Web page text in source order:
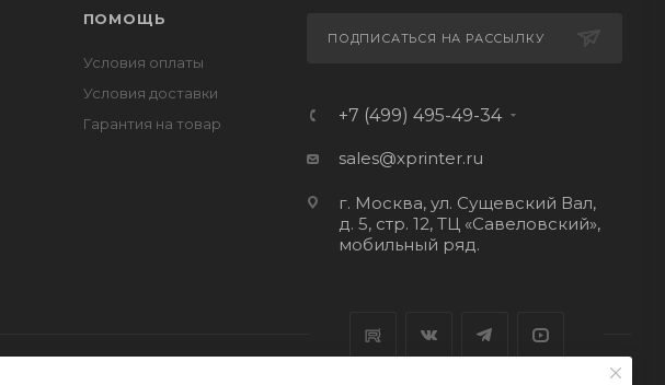
ПОМОЩЬ
Условия оплаты
Условия доставки
Гарантия на товар
ПОДПИСАТЬСЯ НА РАССЫЛКУ
+7 (499) 495-49-34
sales@xprinter.ru
г. Москва, ул. Сущевский Вал,
д. 5, стр. 12, ТЦ «Савеловский»,
мобильный ряд.